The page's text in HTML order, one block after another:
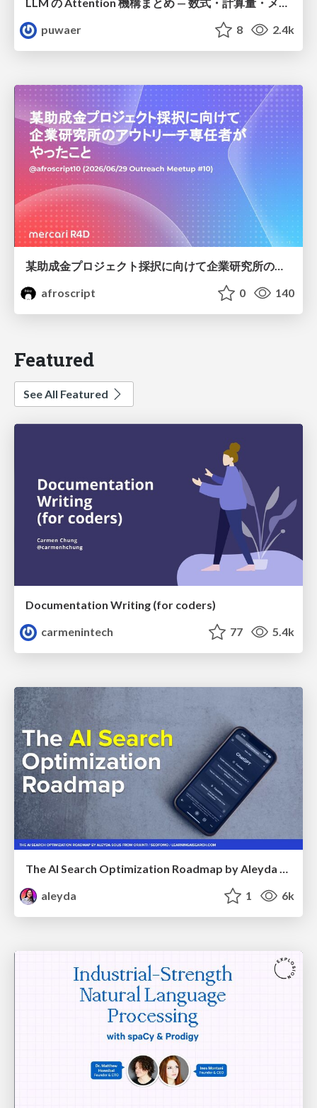
puwaer
8 2.4k
某助成金プロジェクト採択に向けて企業研究所のアウトリーチ専任者がやったこと
afroscript
0 140
Featured
See All Featured
Documentation Writing (for coders)
carmenintech
77 5.4k
The AI Search Optimization Roadmap by Aleyda Solis
aleyda
1 6k